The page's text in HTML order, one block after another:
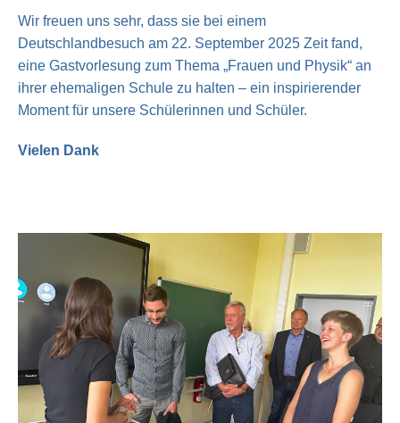
Wir freuen uns sehr, dass sie bei einem
Deutschlandbesuch am 22. September 2025 Zeit fand,
eine Gastvorlesung zum Thema „Frauen und Physik“ an
ihrer ehemaligen Schule zu halten – ein inspirierender
Moment für unsere Schülerinnen und Schüler.
Vielen Dank